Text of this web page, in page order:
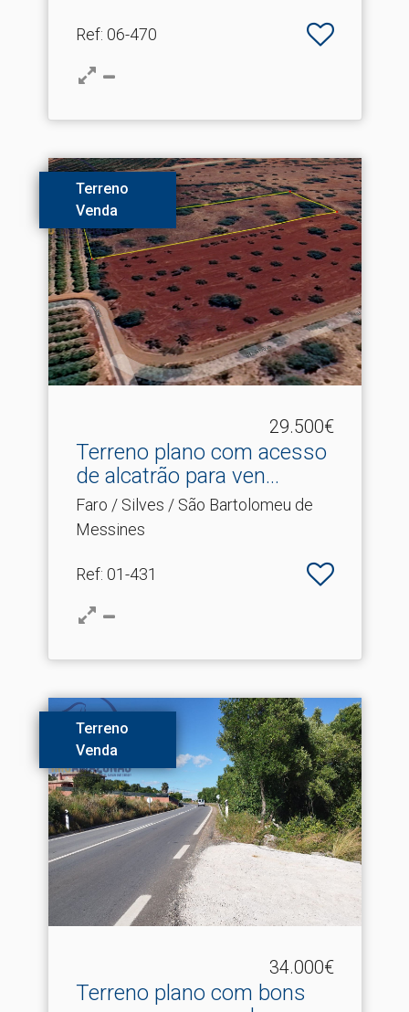
Ref: 06-470
Terreno
Venda
29.500€
Terreno plano com acesso
de alcatrão para ven.​..
Faro / Silves / São Bartolomeu de
Messines
Ref: 01-431
Terreno
Venda
34.000€
Terreno plano com bons